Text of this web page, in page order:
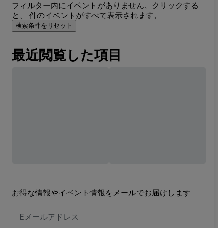
フィルター内にイベントがありません。クリックする
と、 件のイベントがすべて表示されます。
検索条件をリセット
最近閲覧した項目
お得な情報やイベント情報をメールでお届けします
メ